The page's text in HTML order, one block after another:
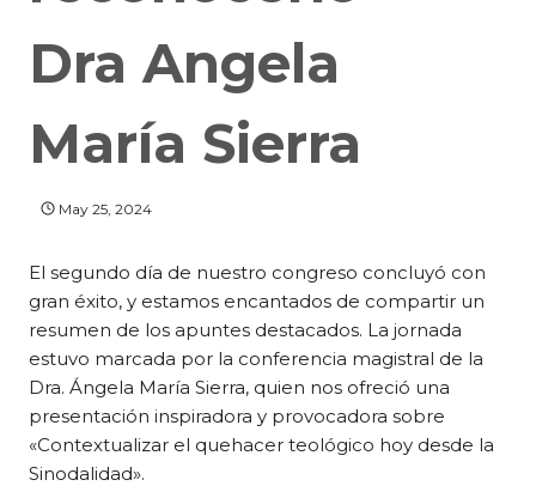
Dra Angela
María Sierra
May 25, 2024
El segundo día de nuestro congreso concluyó con
gran éxito, y estamos encantados de compartir un
resumen de los apuntes destacados. La jornada
estuvo marcada por la conferencia magistral de la
Dra. Ángela María Sierra, quien nos ofreció una
presentación inspiradora y provocadora sobre
«Contextualizar el quehacer teológico hoy desde la
Sinodalidad».